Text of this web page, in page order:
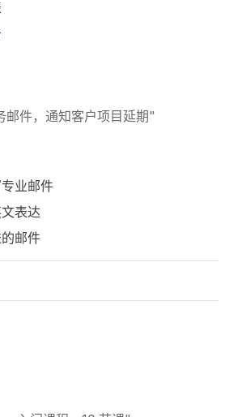
邮件，通知客户项目延期"
业邮件
表达
邮件